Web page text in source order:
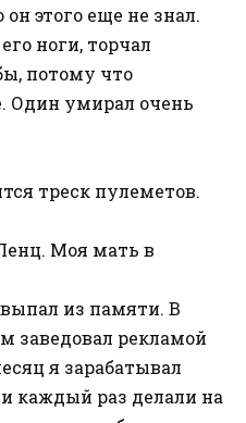
этого еще не знал.
ноги, торчал
потому что
Один умирал очень
треск пулеметов.
Моя мать в
из памяти. В
заведовал рекламой
я зарабатывал
каждый раз делали на